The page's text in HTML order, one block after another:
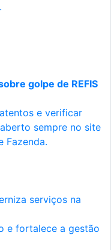
golpe de REFIS
e verificar
sempre no site
Fazenda.
serviços na
e fortalece a gestão